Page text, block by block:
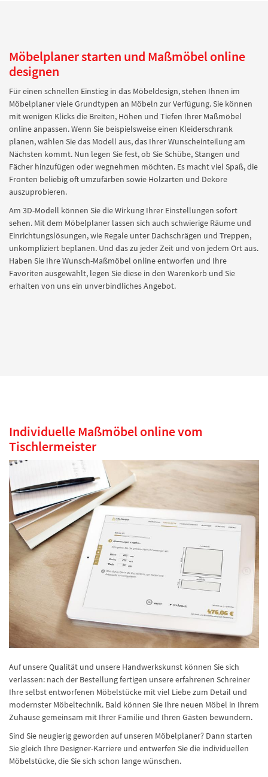
Möbelplaner starten und Maßmöbel online
designen
Für einen schnellen Einstieg in das Möbeldesign, stehen Ihnen im
Möbelplaner viele Grundtypen an Möbeln zur Verfügung. Sie können
mit wenigen Klicks die Breiten, Höhen und Tiefen Ihrer Maßmöbel
online anpassen. Wenn Sie beispielsweise einen Kleiderschrank
planen, wählen Sie das Modell aus, das Ihrer Wunscheinteilung am
Nächsten kommt. Nun legen Sie fest, ob Sie Schübe, Stangen und
Fächer hinzufügen oder wegnehmen möchten. Es macht viel Spaß, die
Fronten beliebig oft umzufärben sowie Holzarten und Dekore
auszuprobieren.
Am 3D-Modell können Sie die Wirkung Ihrer Einstellungen sofort
sehen. Mit dem Möbelplaner lassen sich auch schwierige Räume und
Einrichtungslösungen, wie Regale unter Dachschrägen und Treppen,
unkompliziert beplanen. Und das zu jeder Zeit und von jedem Ort aus.
Haben Sie Ihre Wunsch-Maßmöbel online entworfen und Ihre
Favoriten ausgewählt, legen Sie diese in den Warenkorb und Sie
erhalten von uns ein unverbindliches Angebot.
Individuelle Maßmöbel online vom
Tischlermeister
Auf unsere Qualität und unsere Handwerkskunst können Sie sich
verlassen: nach der Bestellung fertigen unsere erfahrenen Schreiner
Ihre selbst entworfenen Möbelstücke mit viel Liebe zum Detail und
modernster Möbeltechnik. Bald können Sie Ihre neuen Möbel in Ihrem
Zuhause gemeinsam mit Ihrer Familie und Ihren Gästen bewundern.
Sind Sie neugierig geworden auf unseren Möbelplaner? Dann starten
Sie gleich Ihre Designer-Karriere und entwerfen Sie die individuellen
Möbelstücke, die Sie sich schon lange wünschen.